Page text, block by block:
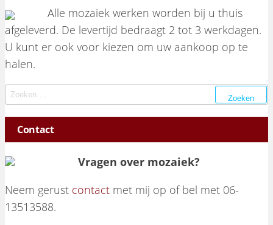
Alle mozaiek werken worden bij u thuis
afgeleverd. De levertijd bedraagt 2 tot 3 werkdagen.
U kunt er ook voor kiezen om uw aankoop op te
halen.
Zoeken naar:
Contact
Vragen over mozaiek?
Neem gerust contact met mij op of bel met 06-
13513588.